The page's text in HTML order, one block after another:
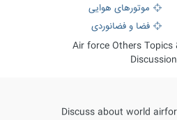
موتورهای هوایی
فضا و فضانوردی
Air force Others Topics
Discuss about world